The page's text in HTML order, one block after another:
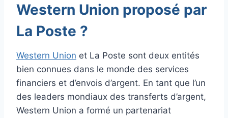
Western Union proposé par
La Poste ?
Western Union et La Poste sont deux entités
bien connues dans le monde des services
financiers et d’envois d’argent. En tant que l’un
des leaders mondiaux des transferts d’argent,
Western Union a formé un partenariat